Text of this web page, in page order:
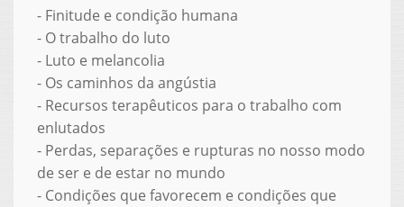
- Finitude e condição humana
- O trabalho do luto
- Luto e melancolia
- Os caminhos da angústia
- Recursos terapêuticos para o trabalho com
enlutados
- Perdas, separações e rupturas no nosso modo
de ser e de estar no mundo
- Condições que favorecem e condições que